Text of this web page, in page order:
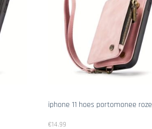
iphone 11 hoes portomonee roze
€14.99